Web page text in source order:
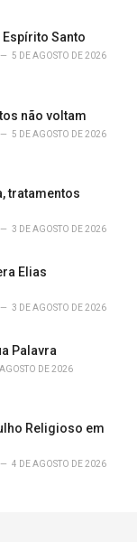
Santo
5 DE AGOSTO DE 2026
não voltam
5 DE AGOSTO DE 2026
tratamentos
3 DE AGOSTO DE 2026
Elias
3 DE AGOSTO DE 2026
Palavra
DE 2026
Religioso em
4 DE AGOSTO DE 2026